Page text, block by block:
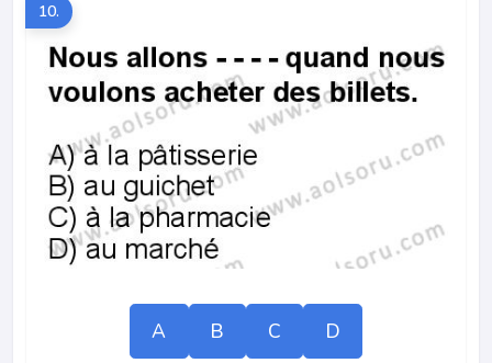
10.
A B C D